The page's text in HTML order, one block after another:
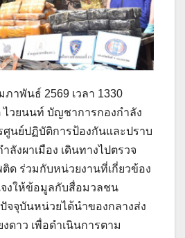
าพันธ์ 2569 เวลา 1330
วยนนท์ บัญชาการกองกำลัง
ศูนย์ปฏิบัติการป้องกันและปราบ
ลังผาเมือง เดินทางไปตรวจ
ด ร่วมกับหน่วยงานที่เกี่ยวข้อง
งให้ข้อมูลกับสื่อมวลชน
จจุบันหน่วยได้นำของกลางส่ง
ดาว เพื่อดำเนินการตาม